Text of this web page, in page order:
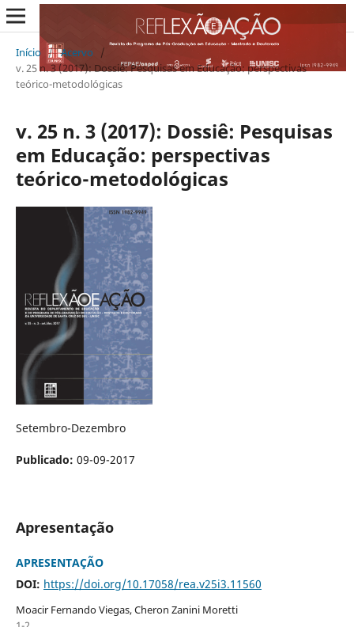
Início / Acervo
/
v. 25 n. 3 (2017): Dossiê: Pesquisas em Educação: perspectivas
teórico-metodológicas
v. 25 n. 3 (2017): Dossiê: Pesquisas
em Educação: perspectivas
teórico-metodológicas
Setembro-Dezembro
Publicado: 09-09-2017
Apresentação
APRESENTAÇÃO
DOI: https://doi.org/10.17058/rea.v25i3.11560
Moacir Fernando Viegas, Cheron Zanini Moretti